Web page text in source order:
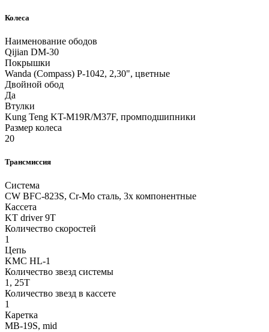
Колеса
Наименование ободов
Qijian DM-30
Покрышки
Wanda (Compass) P-1042, 2,30", цветные
Двойной обод
Да
Втулки
Kung Teng KT-M19R/M37F, промподшипники
Размер колеса
20
Трансмиссия
Система
CW BFC-823S, Cr-Mo сталь, 3х компонентные
Кассета
KT driver 9T
Количество скоростей
1
Цепь
KMC HL-1
Количество звезд системы
1, 25T
Количество звезд в кассете
1
Каретка
MB-19S, mid